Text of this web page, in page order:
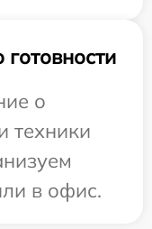
о
техники
в офис.